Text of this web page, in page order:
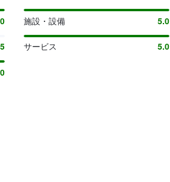
施設・設備 5.0
サービス 5.0